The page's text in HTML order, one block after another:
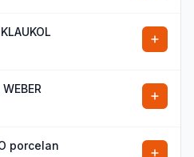
porcelan